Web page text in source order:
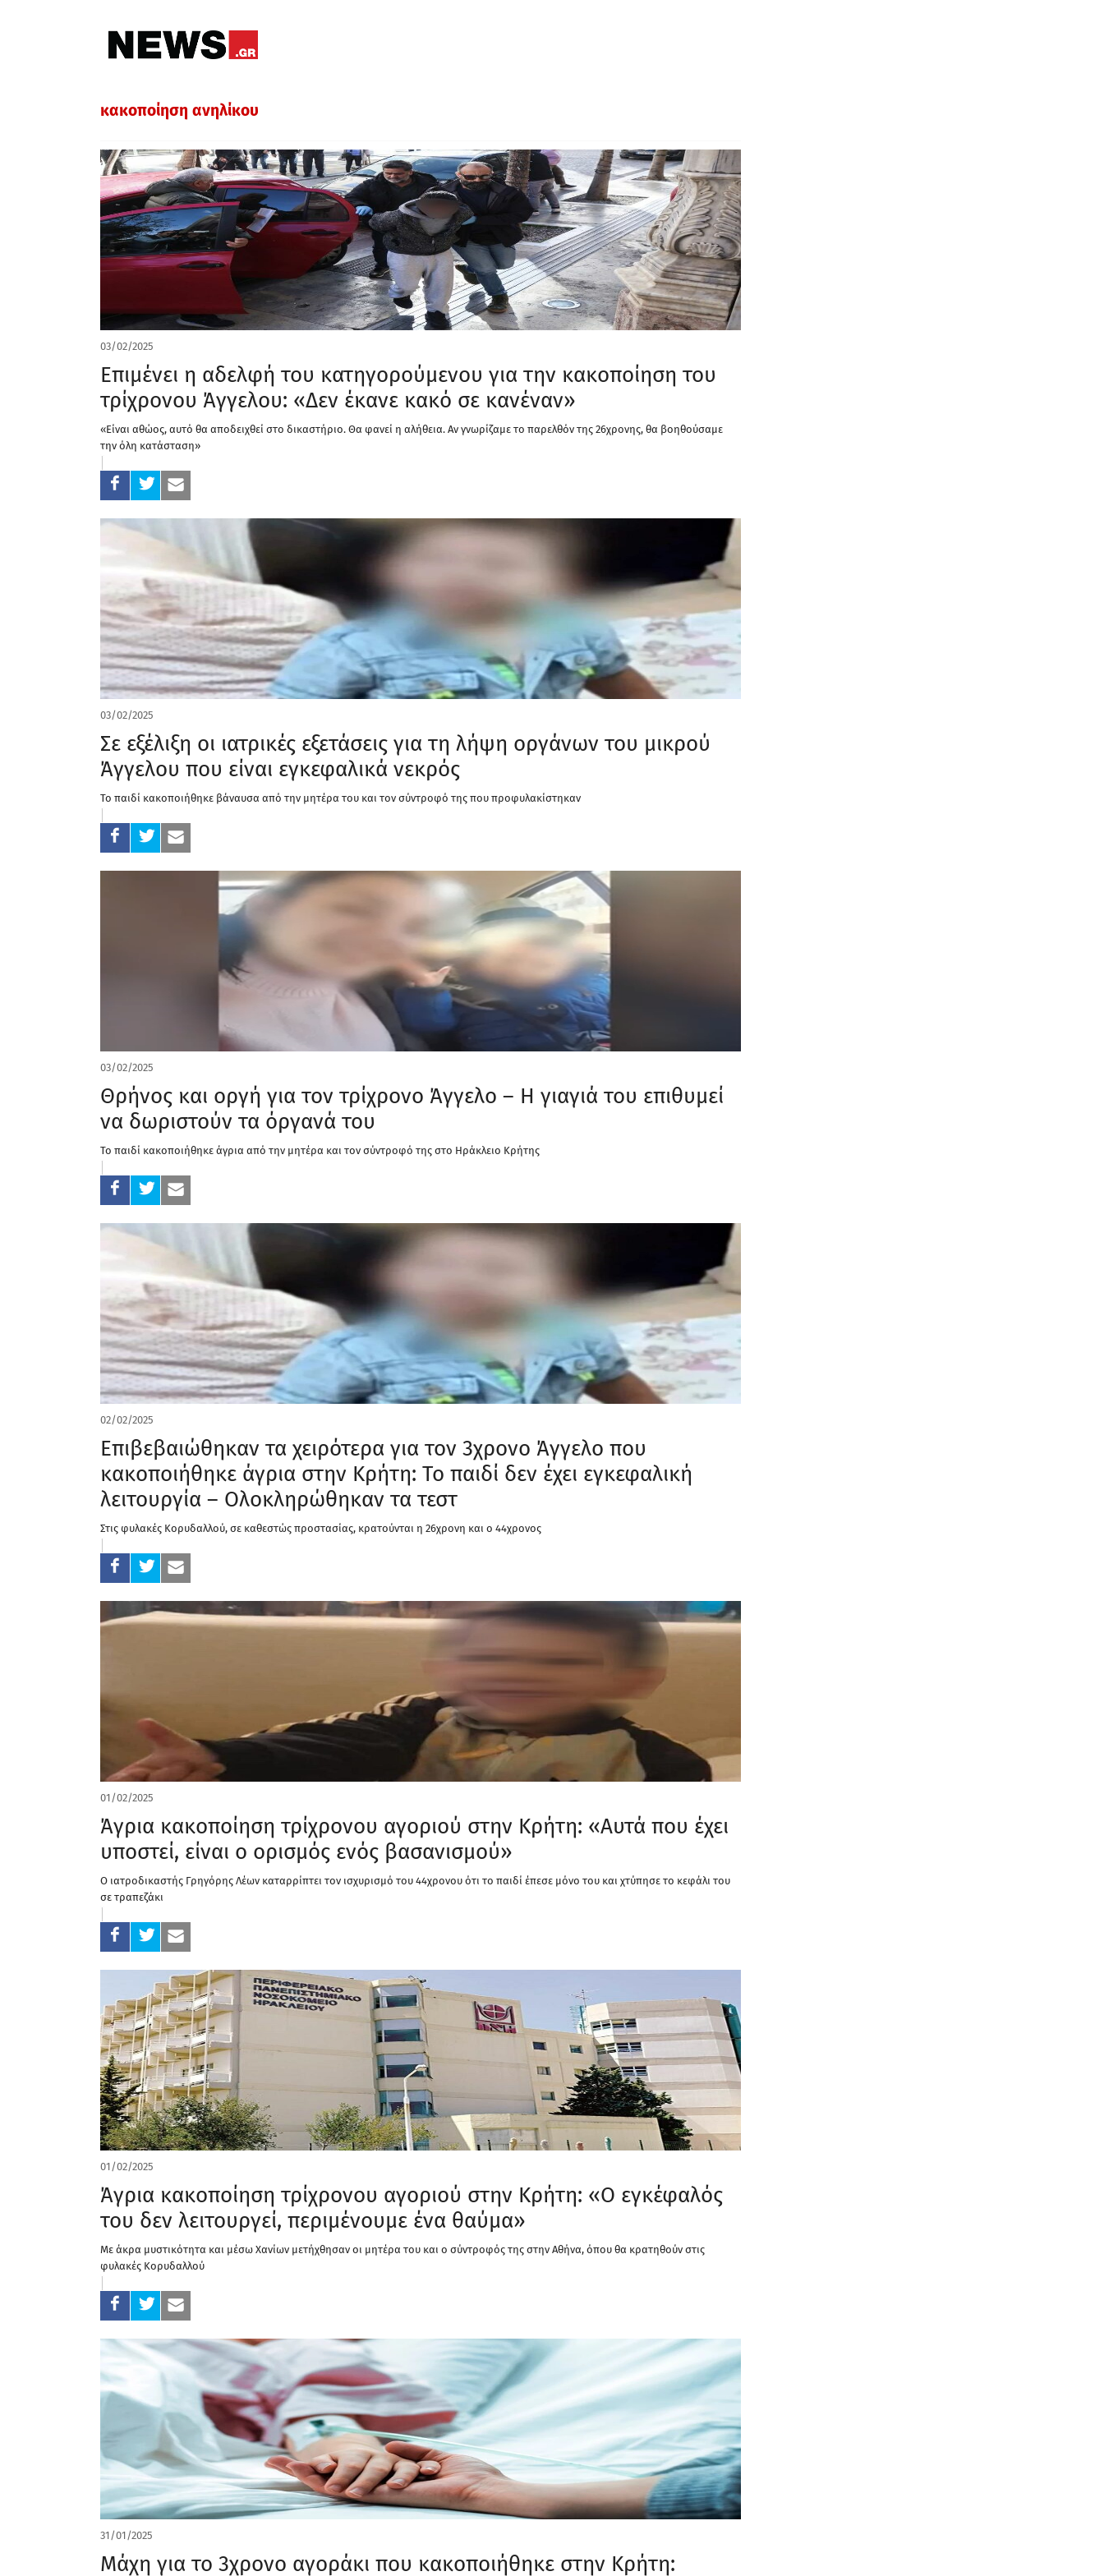
κακοποίηση ανηλίκου
03/02/2025
Επιμένει η αδελφή του κατηγορούμενου για την κακοποίηση του
τρίχρονου Άγγελου: «Δεν έκανε κακό σε κανέναν»
«Είναι αθώος, αυτό θα αποδειχθεί στο δικαστήριο. Θα φανεί η αλήθεια. Αν γνωρίζαμε το παρελθόν της 26χρονης, θα βοηθούσαμε
την όλη κατάσταση»
03/02/2025
Σε εξέλιξη οι ιατρικές εξετάσεις για τη λήψη οργάνων του μικρού
Άγγελου που είναι εγκεφαλικά νεκρός
Το παιδί κακοποιήθηκε βάναυσα από την μητέρα του και τον σύντροφό της που προφυλακίστηκαν
03/02/2025
Θρήνος και οργή για τον τρίχρονο Άγγελο – Η γιαγιά του επιθυμεί
να δωριστούν τα όργανά του
Το παιδί κακοποιήθηκε άγρια από την μητέρα και τον σύντροφό της στο Ηράκλειο Κρήτης
02/02/2025
Επιβεβαιώθηκαν τα χειρότερα για τον 3χρονο Άγγελο που
κακοποιήθηκε άγρια στην Κρήτη: Το παιδί δεν έχει εγκεφαλική
λειτουργία – Ολοκληρώθηκαν τα τεστ
Στις φυλακές Κορυδαλλού, σε καθεστώς προστασίας, κρατούνται η 26χρονη και ο 44χρονος
01/02/2025
Άγρια κακοποίηση τρίχρονου αγοριού στην Κρήτη: «Αυτά που έχει
υποστεί, είναι ο ορισμός ενός βασανισμού»
Ο ιατροδικαστής Γρηγόρης Λέων καταρρίπτει τον ισχυρισμό του 44χρονου ότι το παιδί έπεσε μόνο του και χτύπησε το κεφάλι του
σε τραπεζάκι
01/02/2025
Άγρια κακοποίηση τρίχρονου αγοριού στην Κρήτη: «Ο εγκέφαλός
του δεν λειτουργεί, περιμένουμε ένα θαύμα»
Με άκρα μυστικότητα και μέσω Χανίων μετήχθησαν οι μητέρα του και ο σύντροφός της στην Αθήνα, όπου θα κρατηθούν στις
φυλακές Κορυδαλλού
31/01/2025
Μάχη για το 3χρονο αγοράκι που κακοποιήθηκε στην Κρήτη: